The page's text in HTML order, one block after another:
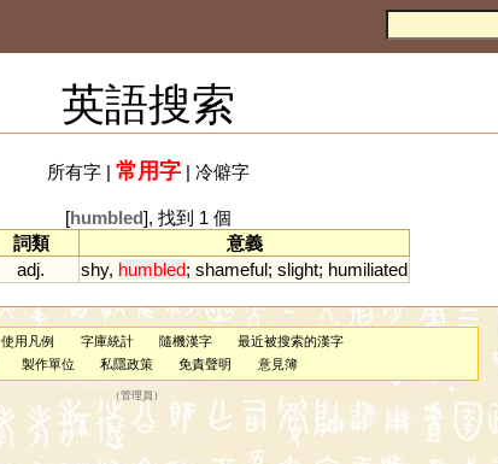
英語搜索
所有字| 常用字| 冷僻字
[humbled], 找到 1 個
詞類
意義
adj. shy, humbled; shameful; slight; humiliated
使用凡例 字庫統計 隨機漢字
最近被搜索的漢字
製作單位 私隱政策 免責聲明 意見簿
（管理員 ）